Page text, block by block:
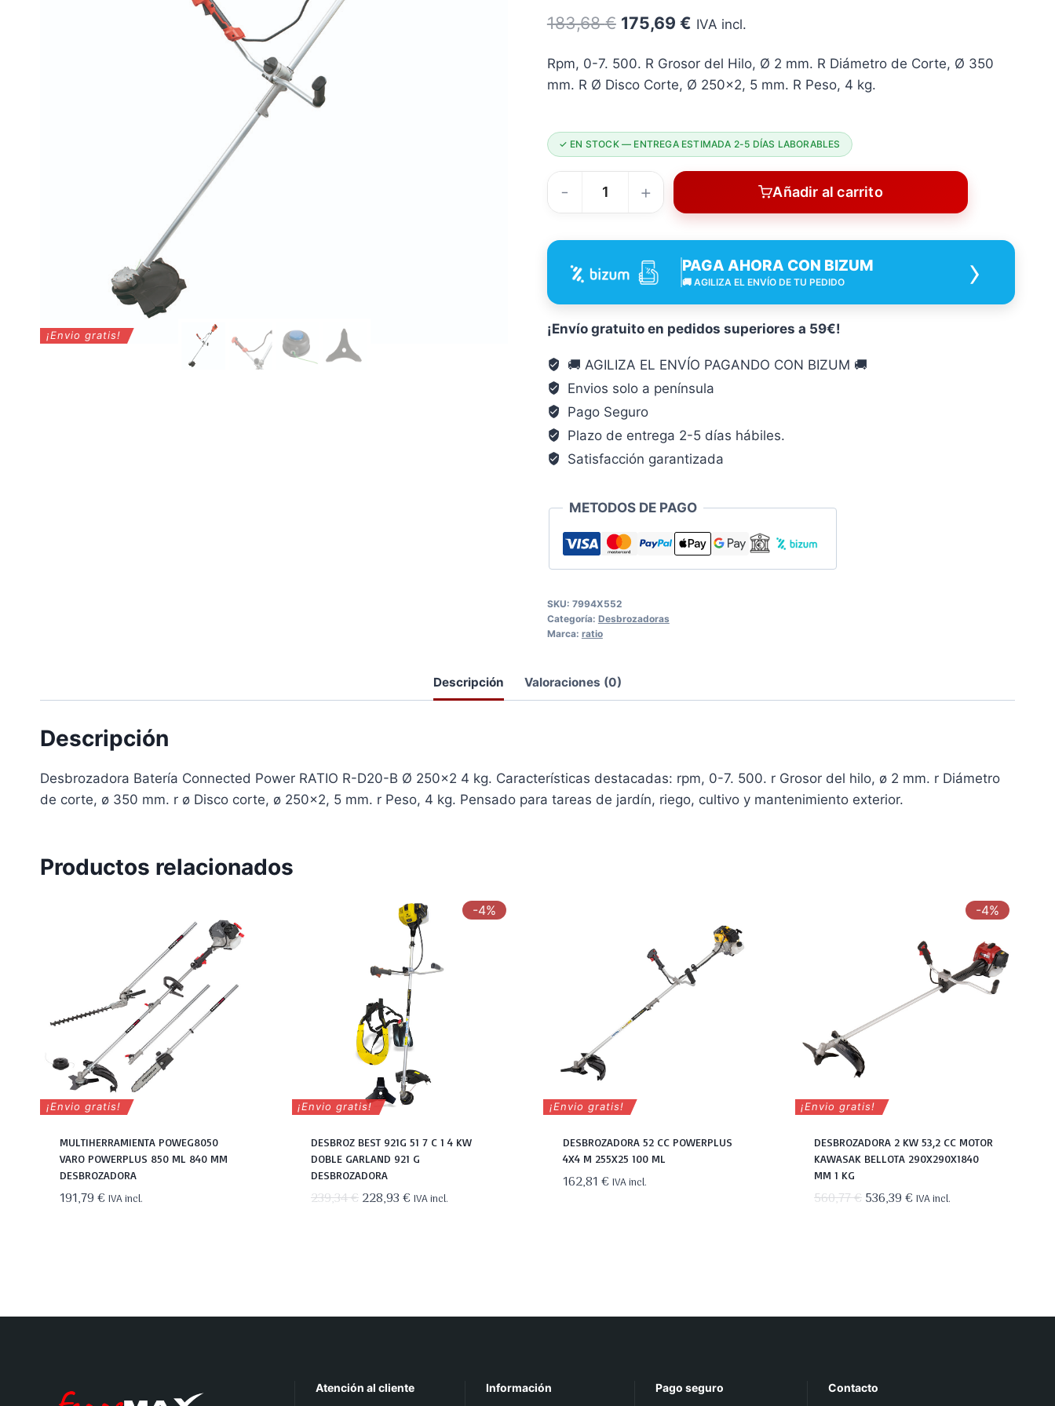
¡Envio gratis!
183,68€ El
original
183,68 €.
175,69 €El
actual
175,69 €.
IVA incl.
Rpm, 0-7. 500. R Grosor del Hilo, Ø 2 mm. R Diámetro de Corte, Ø 350
mm. R Ø Disco Corte, Ø 250×2, 5 mm. R Peso, 4 kg.
✓ EN STOCK — ENTREGA ESTIMADA 2-5 DÍAS LABORABLES
Desbrozadora
RATIO
D20-
B
250X2
Kg
cantidad
Añadir al carrito
PAGA AHORA CON BIZUM
🚚 AGILIZA EL ENVÍO DE TU PEDIDO ›
¡Envío gratuito en pedidos superiores a 59€!
🚚 AGILIZA EL ENVÍO PAGANDO CON BIZUM 🚚
Envios solo a península
Pago Seguro
Plazo de entrega 2-5 días hábiles.
Satisfacción garantizada
METODOS DE PAGO
SKU: 7994X552
Categoría: Desbrozadoras
Marca: ratio
Descripción Valoraciones (0)
Descripción
Desbrozadora Batería Connected Power RATIO R-D20-B Ø 250×2 4 kg. Características destacadas: rpm, 0-7. 500. r Grosor del hilo, ø 2 mm. r Diámetro
de corte, ø 350 mm. r ø Disco corte, ø 250×2, 5 mm. r Peso, 4 kg. Pensado para tareas de jardín, riego, cultivo y mantenimiento exterior.
Productos relacionados
¡Envio gratis!
MULTIHERRAMIENTA POWEG8050
VARO POWERPLUS 850 ML 840 MM
DESBROZADORA
191,79€ IVA incl.
-4%
¡Envio gratis!
DESBROZ BEST 921G 51 7 C 1 4 KW
DOBLE GARLAND 921 G
DESBROZADORA
239,34€El
228,93€ElIVA incl.
¡Envio gratis!
DESBROZADORA 52 CC POWERPLUS
4X4 M 255X25 100 ML
162,81€ IVA incl.
-4%
¡Envio gratis!
DESBROZADORA 2 KW 53,2 CC MOTOR
KAWASAK BELLOTA 290X290X1840
MM 1 KG
560,77€El
536,39€ElIVA incl.
Atención al cliente Información Pago seguro Contacto